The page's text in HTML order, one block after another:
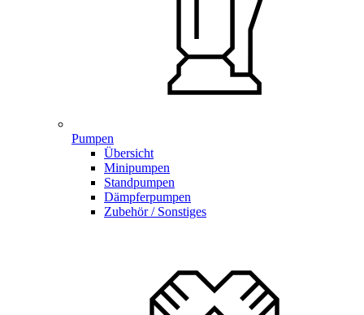
Pumpen
Übersicht
Minipumpen
Standpumpen
Dämpferpumpen
Zubehör / Sonstiges